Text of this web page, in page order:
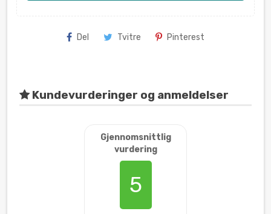
Del Tvitre Pinterest
Kundevurderinger og anmeldelser
Gjennomsnittlig
vurdering
5